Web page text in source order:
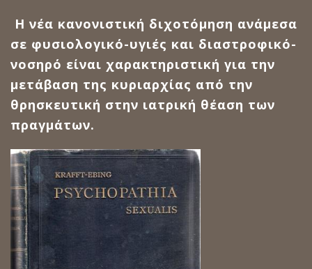
Η νέα κανονιστική διχοτόμηση ανάμεσα
σε φυσιολογικό-υγιές και διαστροφικό-
νοσηρό είναι χαρακτηριστική για την
μετάβαση της κυριαρχίας από την
θρησκευτική στην ιατρική θέαση των
πραγμάτων.